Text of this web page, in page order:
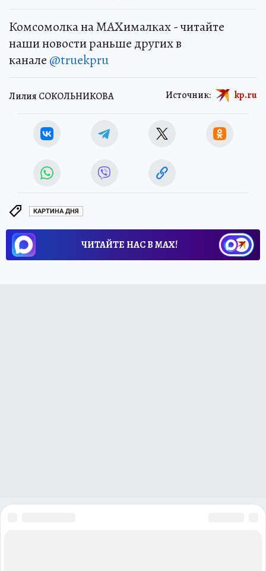
Комсомолка на MAXималках - читайте
наши новости раньше других в
канале @truekpru
Лилия СОКОЛЬНИКОВА Источник: kp.ru
КАРТИНА ДНЯ
ЧИТАЙТЕ НАС В МАХ!